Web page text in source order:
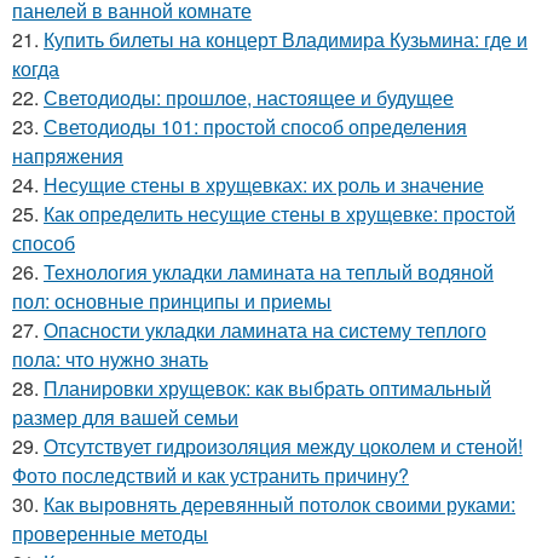
панелей в ванной комнате
21. Купить билеты на концерт Владимира Кузьмина: где и
когда
22. Светодиоды: прошлое, настоящее и будущее
23. Светодиоды 101: простой способ определения
напряжения
24. Несущие стены в хрущевках: их роль и значение
25. Как определить несущие стены в хрущевке: простой
способ
26. Технология укладки ламината на теплый водяной
пол: основные принципы и приемы
27. Опасности укладки ламината на систему теплого
пола: что нужно знать
28. Планировки хрущевок: как выбрать оптимальный
размер для вашей семьи
29. Отсутствует гидроизоляция между цоколем и стеной!
Фото последствий и как устранить причину?
30. Как выровнять деревянный потолок своими руками:
проверенные методы